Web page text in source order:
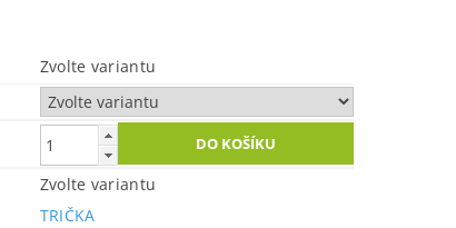
Zvolte variantu
Zvolte variantu
TRIČKA